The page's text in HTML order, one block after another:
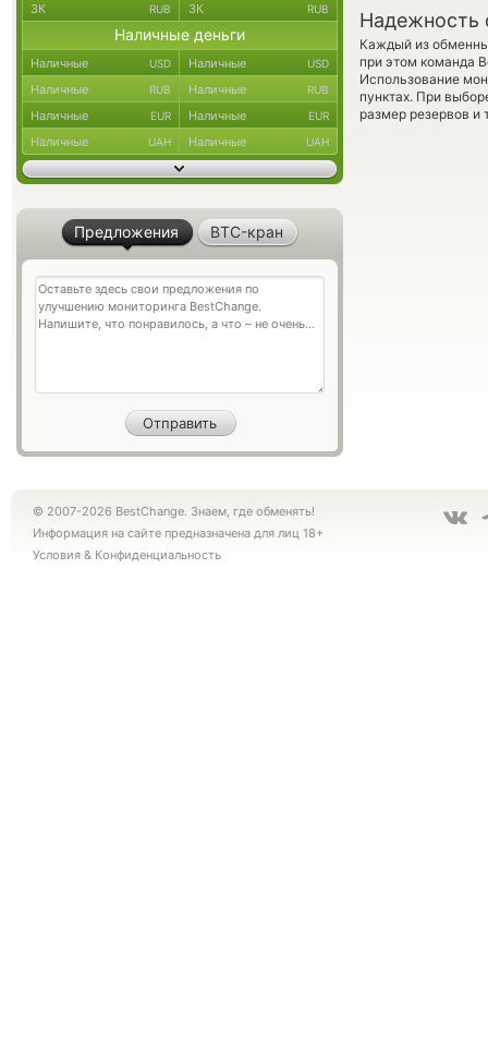
Надежность
Каждый из
при этом команда
Использование
пунктах. При
размер резервов и
ЗК RUB ЗК RUB
Наличные деньги
Наличные USD Наличные USD
Наличные RUB Наличные RUB
Наличные EUR Наличные EUR
Наличные UAH Наличные UAH
Предложения BTC-кран
© 2007-2026 BestChange. Знаем, где обменять!
Информация на сайте предназначена для лиц 18+
Условия & Конфиденциальность